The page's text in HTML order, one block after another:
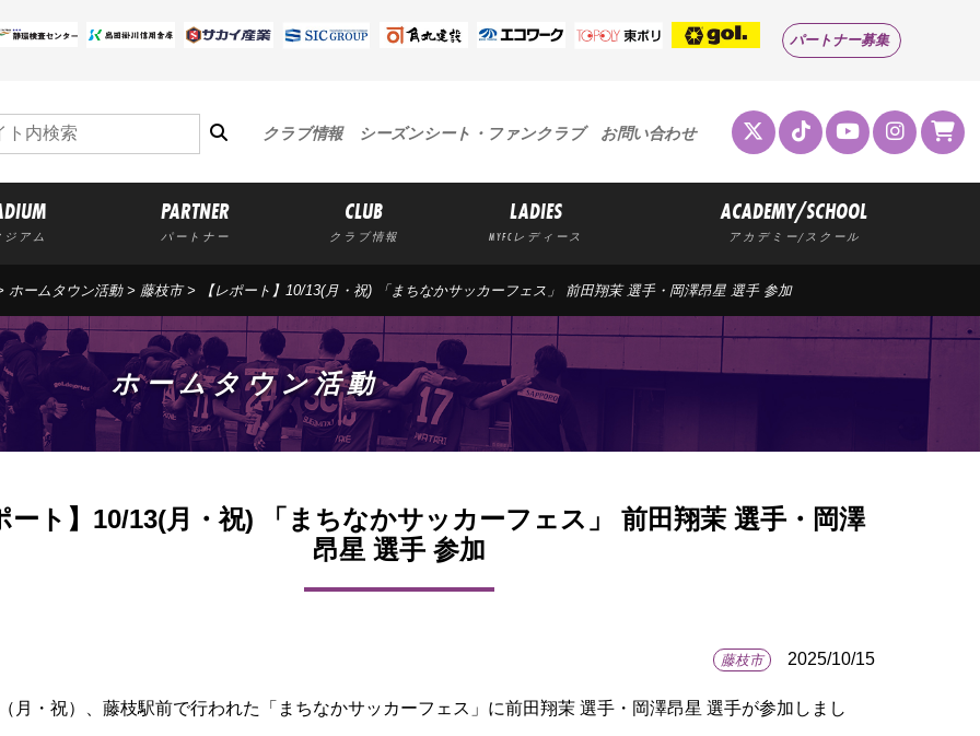
パートナー募集
クラブ情報 シーズンシート・ファンクラブ お問い合わせ
ジアム
PARTNER
パートナー
CLUB
クラブ情報
LADIES
MYFCレディース
ACADEMY/SCHOOL
アカデミー/スクール
ホームタウン活動> 藤枝市> 【レポート】10/13(月・祝) 「まちなかサッカーフェス」 前田翔茉 選手・岡澤昂星 選手 参加
ホームタウン活動
ート】10/13(月・祝) 「まちなかサッカーフェス」 前田翔茉 選手・岡澤
昂星 選手 参加
藤枝市 2025/10/15
月・祝）、藤枝駅前で行われた「まちなかサッカーフェス」に前田翔茉 選手・岡澤昂星 選手が参加しまし